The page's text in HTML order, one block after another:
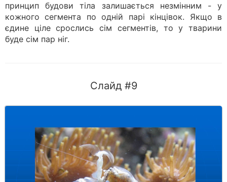
принцип будови тіла залишається незмінним - у
кожного сегмента по одній парі кінцівок. Якщо в
єдине ціле срослись сім сегментів, то у тварини
буде сім пар ніг.
Слайд #9